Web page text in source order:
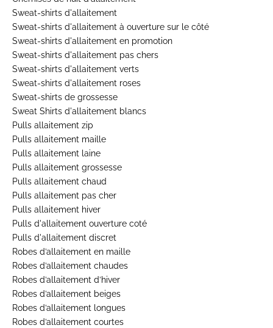
Sweat-shirts d'allaitement
Sweat-shirts d'allaitement à ouverture sur le côté
Sweat-shirts d'allaitement en promotion
Sweat-shirts d'allaitement pas chers
Sweat-shirts d'allaitement verts
Sweat-shirts d'allaitement roses
Sweat-shirts de grossesse
Sweat Shirts d'allaitement blancs
Pulls allaitement zip
Pulls allaitement maille
Pulls allaitement laine
Pulls allaitement grossesse
Pulls allaitement chaud
Pulls allaitement pas cher
Pulls allaitement hiver
Pulls d'allaitement ouverture coté
Pulls d'allaitement discret
Robes d’allaitement en maille
Robes d’allaitement chaudes
Robes d’allaitement d’hiver
Robes d’allaitement beiges
Robes d’allaitement longues
Robes d’allaitement courtes